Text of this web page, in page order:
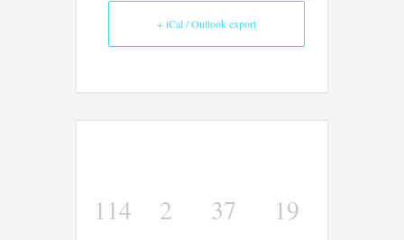
+ iCal / Outlook export
114 2 37 19